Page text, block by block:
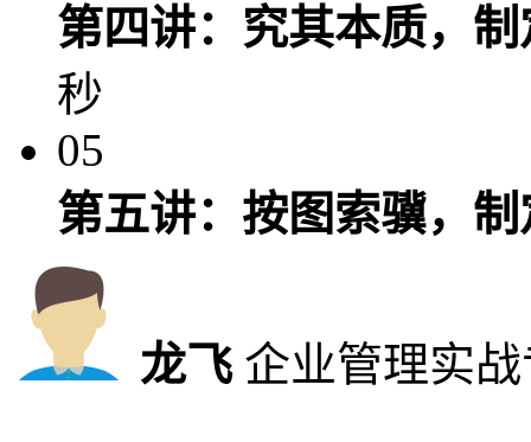
第四讲：究其本质，
秒
05
第五讲：按图索骥，
龙飞 企业管理实